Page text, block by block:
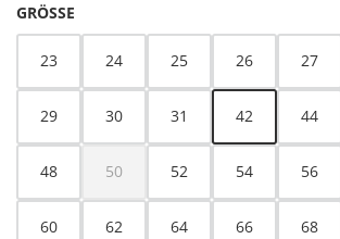
GRÖSSE
23 24 25 26 27
29 30 31 42 44
48 50 52 54 56
60 62 64 66 68